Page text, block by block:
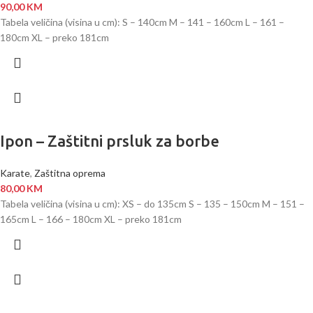
90,00KM
Tabela veličina (visina u cm): S – 140cm M – 141 – 160cm L – 161 –
180cm XL – preko 181cm
Ipon – Zaštitni prsluk za borbe
Karate, Zaštitna oprema
80,00KM
Tabela veličina (visina u cm): XS – do 135cm S – 135 – 150cm M – 151 –
165cm L – 166 – 180cm XL – preko 181cm